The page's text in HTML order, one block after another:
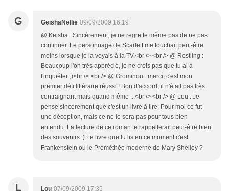
G GeishaNellie 09/09/2009 16:19
@ Keisha : Sincèrement, je ne regrette même pas de ne pas
continuer. Le personnage de Scarlett me touchait peut-être
moins lorsque je la voyais à la TV.<br /> <br /> @ Restling :
Beaucoup l'on très apprécié, je ne crois pas que tu ai à
t'inquiéter ;)<br /> <br /> @ Grominou : merci, c'est mon
premier défi littéraire réussi ! Bon d'accord, il n'était pas très
contraignant mais quand même ...<br /> <br /> @ Lou : Je
pense sincèrement que c'est un livre à lire. Pour moi ce fut
une déception, mais ce ne le sera pas pour tous bien
entendu. La lecture de ce roman te rappellerait peut-être bien
des souvenirs :) Le livre que tu lis en ce moment c'est
Frankenstein ou le Prométhée moderne de Mary Shelley ?
L Lou 07/09/2009 17:35